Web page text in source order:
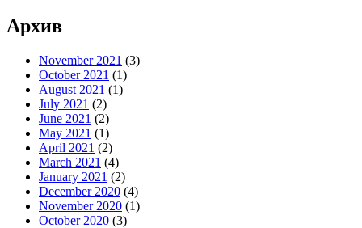
Архив
November 2021 (3)
October 2021 (1)
August 2021 (1)
July 2021 (2)
June 2021 (2)
May 2021 (1)
April 2021 (2)
March 2021 (4)
January 2021 (2)
December 2020 (4)
November 2020 (1)
October 2020 (3)